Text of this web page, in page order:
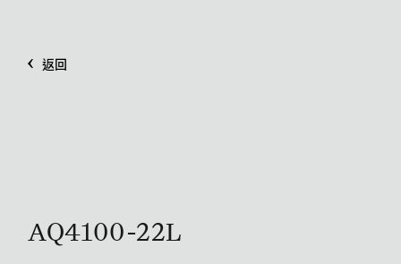
返回
AQ4100-22L